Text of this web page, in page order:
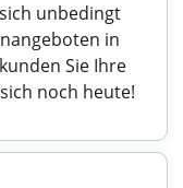
unbedingt
in
Sie Ihre
noch heute!